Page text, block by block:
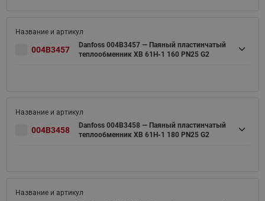
004B3457
Danfoss 004B3457 — Паяный пластинчатый
теплообменник XB 61H-1 160 PN25 G2
004B3458
Danfoss 004B3458 — Паяный пластинчатый
теплообменник XB 61H-1 180 PN25 G2